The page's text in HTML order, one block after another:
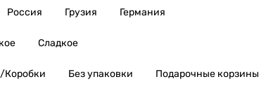
Россия Грузия Германия
Сладкое
Коробки Без упаковки Подарочные корзины